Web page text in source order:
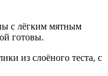
с лёгким мятным
готовы.